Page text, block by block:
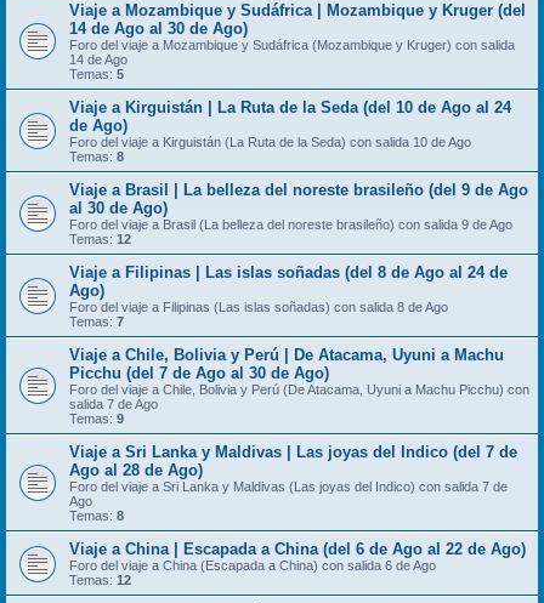
Viaje a Mozambique y Sudáfrica | Mozambique y Kruger (del
14 de Ago al 30 de Ago)
Foro del viaje a Mozambique y Sudáfrica (Mozambique y Kruger) con salida
14 de Ago
Temas: 5
Viaje a Kirguistán | La Ruta de la Seda (del 10 de Ago al 24
de Ago)
Foro del viaje a Kirguistán (La Ruta de la Seda) con salida 10 de Ago
Temas: 8
Viaje a Brasil | La belleza del noreste brasileño (del 9 de Ago
al 30 de Ago)
Foro del viaje a Brasil (La belleza del noreste brasileño) con salida 9 de Ago
Temas: 12
Viaje a Filipinas | Las islas soñadas (del 8 de Ago al 24 de
Ago)
Foro del viaje a Filipinas (Las islas soñadas) con salida 8 de Ago
Temas: 7
Viaje a Chile, Bolivia y Perú | De Atacama, Uyuni a Machu
Picchu (del 7 de Ago al 30 de Ago)
Foro del viaje a Chile, Bolivia y Perú (De Atacama, Uyuni a Machu Picchu) con
salida 7 de Ago
Temas: 9
Viaje a Sri Lanka y Maldivas | Las joyas del Indico (del 7 de
Ago al 28 de Ago)
Foro del viaje a Sri Lanka y Maldivas (Las joyas del Indico) con salida 7 de
Ago
Temas: 8
Viaje a China | Escapada a China (del 6 de Ago al 22 de Ago)
Foro del viaje a China (Escapada a China) con salida 6 de Ago
Temas: 12